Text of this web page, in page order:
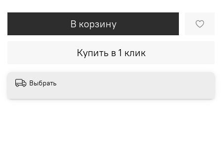
В корзину
Купить в 1 клик
Выбрать